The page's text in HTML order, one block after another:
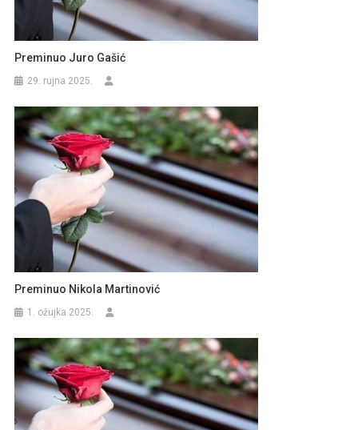
Preminuo Juro Gašić
29. rujna 2025.
Preminuo Nikola Martinović
1. ožujka 2025.